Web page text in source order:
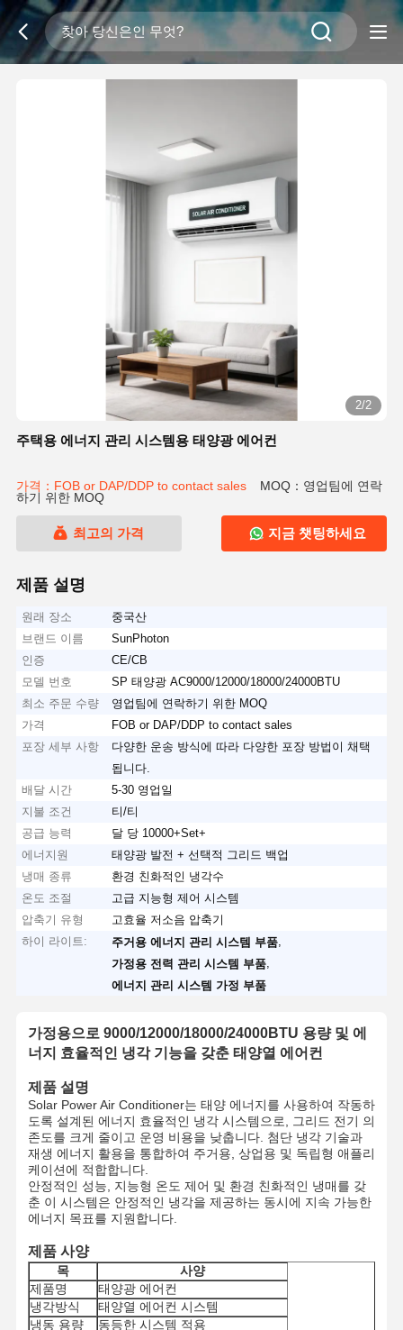
2/2
주택용 에너지 관리 시스템용 태양광 에어컨
가격：FOB or DAP/DDP to contact sales
MOQ：영업팀에 연락
하기 위한 MOQ
최고의 가격 지금 챗팅하세요
제품 설명
원래 장소
중국산
브랜드 이름
SunPhoton
인증
CE/CB
모델 번호
SP 태양광 AC9000/12000/18000/24000BTU
최소 주문 수량
영업팀에 연락하기 위한 MOQ
가격
FOB or DAP/DDP to contact sales
포장 세부 사항
다양한 운송 방식에 따라 다양한 포장 방법이 채택
됩니다.
배달 시간
5-30 영업일
지불 조건
티/티
공급 능력
달 당 10000+Set+
에너지원
태양광 발전 + 선택적 그리드 백업
냉매 종류
환경 친화적인 냉각수
온도 조절
고급 지능형 제어 시스템
압축기 유형
고효율 저소음 압축기
하이 라이트:
주거용 에너지 관리 시스템 부품
가정용 전력 관리 시스템 부품
에너지 관리 시스템 가정 부품
가정용으로 9000/12000/18000/24000BTU 용량 및 에
너지 효율적인 냉각 기능을 갖춘 태양열 에어컨
제품 설명
Solar Power Air Conditioner는 태양 에너지를 사용하여 작동하
도록 설계된 에너지 효율적인 냉각 시스템으로, 그리드 전기 의
존도를 크게 줄이고 운영 비용을 낮춥니다. 첨단 냉각 기술과
재생 에너지 활용을 통합하여 주거용, 상업용 및 독립형 애플리
케이션에 적합합니다.
안정적인 성능, 지능형 온도 제어 및 환경 친화적인 냉매를 갖
춘 이 시스템은 안정적인 냉각을 제공하는 동시에 지속 가능한
에너지 목표를 지원합니다.
제품 사양
목
사양
제품명
태양광 에어컨
냉각방식
태양열 에어컨 시스템
냉동 용량
동등한 시스템 적용